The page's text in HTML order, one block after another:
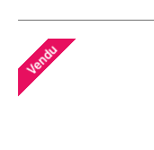
Vendu